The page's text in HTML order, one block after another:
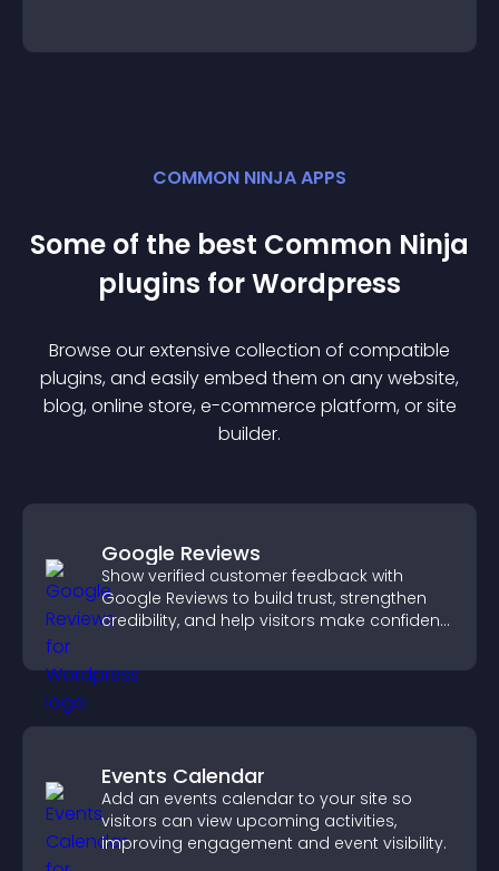
COMMON NINJA APPS
Some of the best Common Ninja
plugins forWordpress
Browse our extensive collection of compatible
plugins, and easily embed them on any website,
blog, online store, e-commerce platform, or site
builder.
Google Reviews
Show verified customer feedback with
Google Reviews to build trust, strengthen
credibility, and help visitors make confident
Events Calendar
Add an events calendar to your site so
visitors can view upcoming activities,
improving engagement and event visibility.